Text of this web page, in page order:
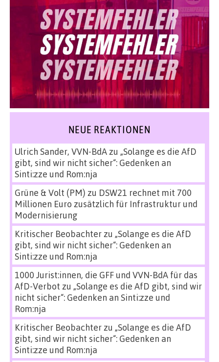
NEUE REAKTIONEN
Ulrich Sander, VVN-BdAzu „Solange es die AfD
gibt, sind wir nicht sicher“: Gedenken an
Sinti:zze und Rom:nja
Grüne & Volt (PM) zu DSW21 rechnet mit 700
Millionen Euro zusätzlich für Infrastruktur und
Modernisierung
Kritischer Beobachterzu „Solange es die AfD
gibt, sind wir nicht sicher“: Gedenken an
Sinti:zze und Rom:nja
1000 Jurist:innen, die GFF und VVN-BdA für das
AfD-Verbot zu „Solange es die AfD gibt, sind wir
nicht sicher“: Gedenken an Sinti:zze und
Rom:nja
Kritischer Beobachterzu „Solange es die AfD
gibt, sind wir nicht sicher“: Gedenken an
Sinti:zze und Rom:nja